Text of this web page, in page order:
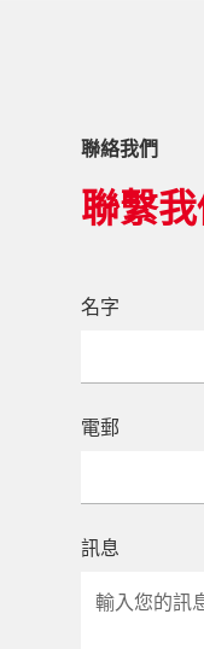
聯絡我們
聯繫
名字
電郵
訊息